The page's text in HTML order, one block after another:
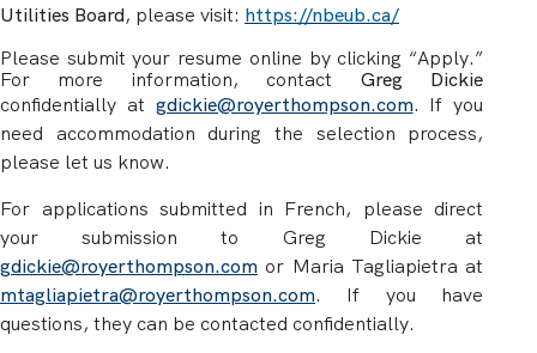
Utilities Board, please visit: https://nbeub.ca/
Please submit your resume online by clicking “Apply.”
For more information, contact Greg Dickie
confidentially at gdickie@royerthompson.com. If you
need accommodation during the selection process,
please let us know.
For applications submitted in French, please direct
your submission to Greg Dickie at
gdickie@royerthompson.com or Maria Tagliapietra at
mtagliapietra@royerthompson.com. If you have
questions, they can be contacted confidentially.